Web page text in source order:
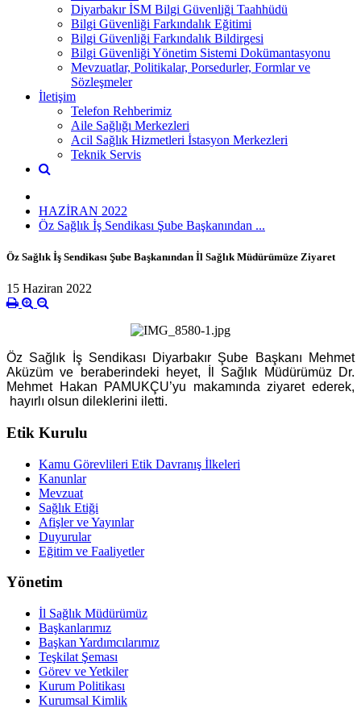
Diyarbakır İSM Bilgi Güvenliği Taahhüdü
Bilgi Güvenliği Farkındalık Eğitimi
Bilgi Güvenliği Farkındalık Bildirgesi
Bilgi Güvenliği Yönetim Sistemi Dokümantasyonu
Mevzuatlar, Politikalar, Porsedurler, Formlar ve
Sözleşmeler
İletişim
Telefon Rehberimiz
Aile Sağlığı Merkezleri
Acil Sağlık Hizmetleri İstasyon Merkezleri
Teknik Servis
HAZİRAN 2022
Öz Sağlık İş Sendikası Şube Başkanından ...
Öz Sağlık İş Sendikası Şube Başkanından İl Sağlık Müdürümüze Ziyaret
15 Haziran 2022
Öz Sağlık İş Sendikası Diyarbakır Şube Başkanı Mehmet
Aküzüm ve beraberindeki heyet, İl Sağlık Müdürümüz Dr.
Mehmet Hakan PAMUKÇU’yu makamında ziyaret ederek,
hayırlı olsun dileklerini iletti.
Etik Kurulu
Kamu Görevlileri Etik Davranış İlkeleri
Kanunlar
Mevzuat
Sağlık Etiği
Afişler ve Yayınlar
Duyurular
Eğitim ve Faaliyetler
Yönetim
İl Sağlık Müdürümüz
Başkanlarımız
Başkan Yardımcılarımız
Teşkilat Şeması
Görev ve Yetkiler
Kurum Politikası
Kurumsal Kimlik